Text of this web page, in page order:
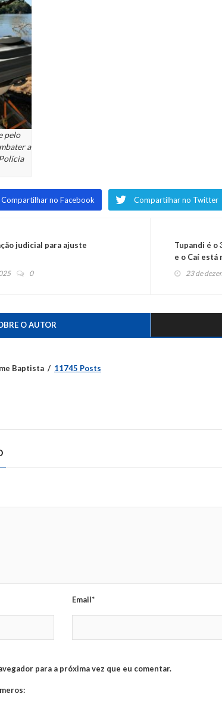
pelo
a
Compartilhar no Facebook Compartilhar no Twitter
judicial para ajuste
0
Tupandi é o
e o Caí está
23 de
O AUTOR
Baptista 11745 Posts
Email*
para a próxima vez que eu comentar.